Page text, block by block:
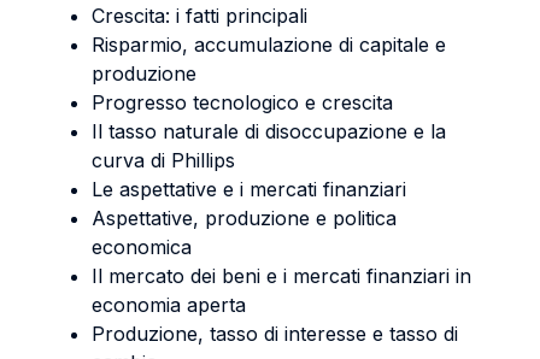
Crescita: i fatti principali
Risparmio, accumulazione di capitale e
produzione
Progresso tecnologico e crescita
Il tasso naturale di disoccupazione e la
curva di Phillips
Le aspettative e i mercati finanziari
Aspettative, produzione e politica
economica
Il mercato dei beni e i mercati finanziari in
economia aperta
Produzione, tasso di interesse e tasso di